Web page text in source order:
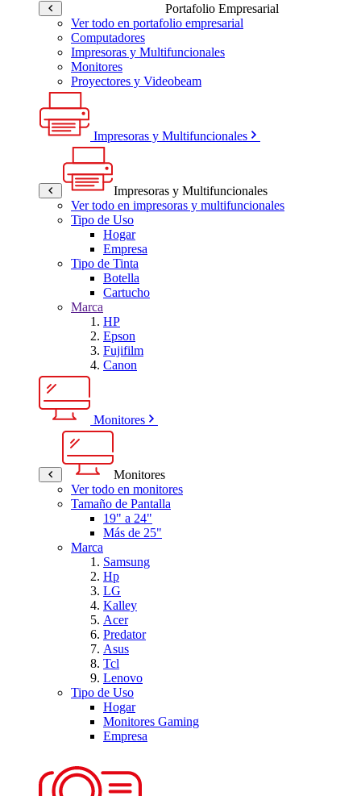
Portafolio Empresarial
Ver todo en portafolio empresarial
Computadores
Impresoras y Multifuncionales
Monitores
Proyectores y Videobeam
Impresoras y Multifuncionales
Impresoras y Multifuncionales
Ver todo en impresoras y multifuncionales
Tipo de Uso
Hogar
Empresa
Tipo de Tinta
Botella
Cartucho
Marca
HP
Epson
Fujifilm
Canon
Monitores
Monitores
Ver todo en monitores
Tamaño de Pantalla
19" a 24"
Más de 25"
Marca
Samsung
Hp
LG
Kalley
Acer
Predator
Asus
Tcl
Lenovo
Tipo de Uso
Hogar
Monitores Gaming
Empresa